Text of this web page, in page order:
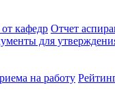
кафедр Отчет
для
на работу